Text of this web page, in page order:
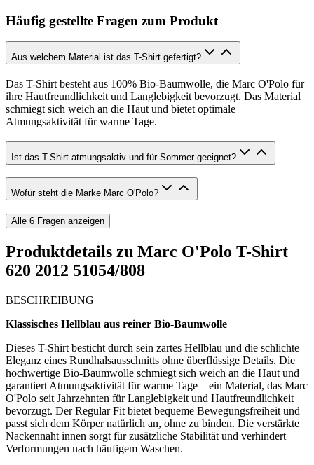
Häufig gestellte Fragen zum Produkt
Aus welchem Material ist das T-Shirt gefertigt?
Das T-Shirt besteht aus 100% Bio-Baumwolle, die Marc O'Polo für
ihre Hautfreundlichkeit und Langlebigkeit bevorzugt. Das Material
schmiegt sich weich an die Haut und bietet optimale
Atmungsaktivität für warme Tage.
Ist das T-Shirt atmungsaktiv und für Sommer geeignet?
Wofür steht die Marke Marc O'Polo?
Alle 6 Fragen anzeigen
Produktdetails zu Marc O'Polo T-Shirt
620 2012 51054/808
BESCHREIBUNG
Klassisches Hellblau aus reiner Bio-Baumwolle
Dieses T-Shirt besticht durch sein zartes Hellblau und die schlichte
Eleganz eines Rundhalsausschnitts ohne überflüssige Details. Die
hochwertige Bio-Baumwolle schmiegt sich weich an die Haut und
garantiert Atmungsaktivität für warme Tage – ein Material, das Marc
O'Polo seit Jahrzehnten für Langlebigkeit und Hautfreundlichkeit
bevorzugt. Der Regular Fit bietet bequeme Bewegungsfreiheit und
passt sich dem Körper natürlich an, ohne zu binden. Die verstärkte
Nackennaht innen sorgt für zusätzliche Stabilität und verhindert
Verformungen nach häufigem Waschen.